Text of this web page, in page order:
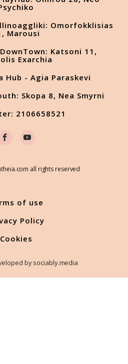
Omorfokklisias
Marousi
Katsoni 11,
Exarchia
Hub - Agia Paraskevi
Skopa 8, Nea Smyrni
2106658521
all rights reserved
of use
Policy
Cookies
by sociably.media